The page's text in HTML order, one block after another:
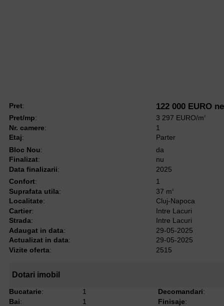
Pret: 122 000 EURO
Pret/mp: 3 297 EURO/m2
Nr. camere:
1
Etaj:
Parter
Bloc Nou:
da
Finalizat:
nu
Data finalizarii:
2025
Confort:
1
Suprafata utila: 37 m2
Localitate:
Cluj-Napoca
Cartier:
Intre Lacuri
Strada:
Intre Lacuri
Adaugat in data:
29-05-2025
Actualizat in data:
29-05-2025
Vizite oferta: 2515
Dotari imobil
Bucatarie:
1
Bai:
1
Decomandari:
Finisaje: